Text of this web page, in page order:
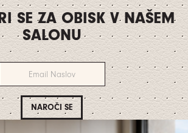
SE ZA OBISK V NAŠEM
SALONU